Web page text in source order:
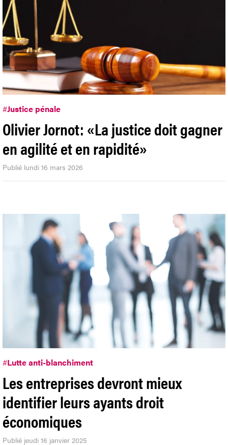
#Justice pénale
Olivier Jornot: «La justice doit gagner
en agilité et en rapidité»
Publié lundi 16 mars 2026
#Lutte anti-blanchiment
Les entreprises devront mieux
identifier leurs ayants droit
économiques
Publié jeudi 16 janvier 2025